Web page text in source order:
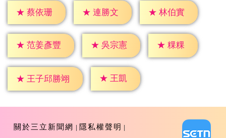
★ 蔡依珊 ★ 連勝文 ★ 林伯實
★ 范姜彥豐 ★ 吳宗憲 ★ 粿粿
★ 王子邱勝翊 ★ 王凱
關於三立新聞網
隱私權聲明